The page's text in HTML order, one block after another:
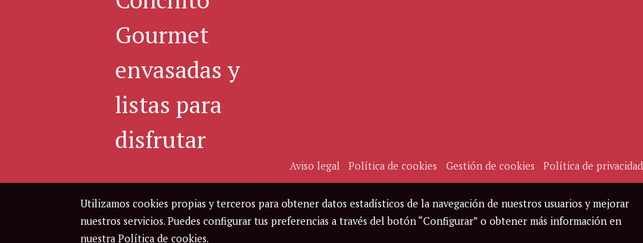
Aviso legal Política de cookies Gestión de cookies Política de privacidad
Utilizamos cookies propias y terceros para obtener datos estadísticos de la navegación de nuestros usuarios y mejorar
nuestros servicios. Puedes configurar tus preferencias a través del botón “Configurar” o obtener más información en
nuestra Política de cookies.